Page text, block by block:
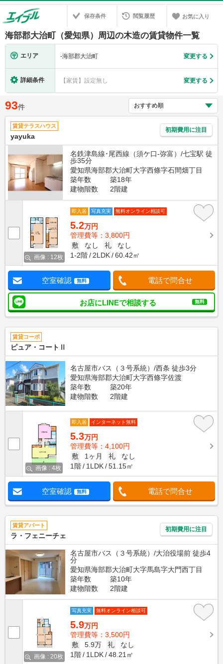
保存条件 閲覧履歴 お気に入り
海部郡大治町（愛知県）周辺の木造の賃貸物件一覧
エリア -海部郡大治町 変更する
詳細条件 【家賃】設定無し 変更する
93件
賃貸テラスハウス
yayuka
初期費用に注目
名鉄津島線･尾西線（須ケ口-弥富）/七宝駅 徒
歩35分
愛知県海部郡大治町大字西條字石間畑丁目
築年数
築18年
建物階数
2階建
画像 : 12枚
即入居 写真充実 無料オンライン相談可
5.2万円
管理費等：3,800円
敷
なし 礼
なし
1-2階
2LDK 60.42㎡
空室確認 無料 電話で問合せ
お店にLINEで相談する 無料
賃貸コーポ
ピュア・コートⅡ
名古屋市バス（３号系統）/西条 徒歩3分
愛知県海部郡大治町大字西條字佐渡
築年数
築20年
建物階数
2階建
画像 : 4枚
即入居 インターネット無料
5.3万円
管理費等：4,100円
敷
1ヶ月 礼
なし
1階
1LDK 51.15㎡
空室確認 無料 電話で問合せ
賃貸アパート
ラ・フェニーチェ
初期費用に注目
名古屋市バス（３号系統）/大治役場前 徒歩4
分
愛知県海部郡大治町大字馬島字大門西丁目
築年数
築10年
建物階数
2階建
画像 : 20枚
写真充実 無料オンライン相談可
5.9万円
管理費等：3,500円
敷
5.9万 礼
なし
1階
1LDK 48.21㎡